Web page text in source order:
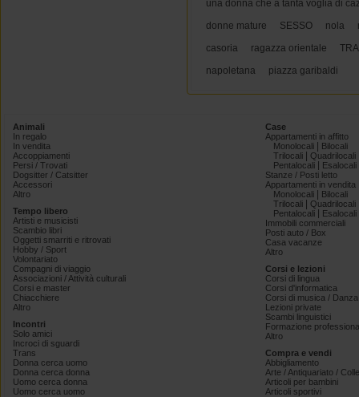
una donna che a tanta voglia di
donne mature
SESSO nola
casoria
ragazza orientale
napoletana
piazza garibaldi
Animali
In regalo
In vendita
Accoppiamenti
Persi / Trovati
Dogsitter / Catsitter
Accessori
Altro
Tempo libero
Artisti e musicisti
Scambio libri
Oggetti smarriti e ritrovati
Hobby / Sport
Volontariato
Compagni di viaggio
Associazioni / Attività culturali
Corsi e master
Chiacchiere
Altro
Incontri
Solo amici
Incroci di sguardi
Trans
Donna cerca uomo
Donna cerca donna
Uomo cerca donna
Uomo cerca uomo
Case
Appartamenti in affitto
Monolocali
Bilocali
Trilocali
Quadrilocali
Pentalocali
Esalocali
Stanze / Posti letto
Appartamenti in vendita
Monolocali
Bilocali
Trilocali
Quadrilocali
Pentalocali
Esalocali
Immobili commerciali
Posti auto / Box
Casa vacanze
Altro
Corsi e lezioni
Corsi di lingua
Corsi d'informatica
Corsi di musica /
Lezioni private
Scambi linguistici
Formazione
Altro
Compra e vendi
Abbigliamento
Arte / Antiquariato /
Articoli per bambini
Articoli sportivi